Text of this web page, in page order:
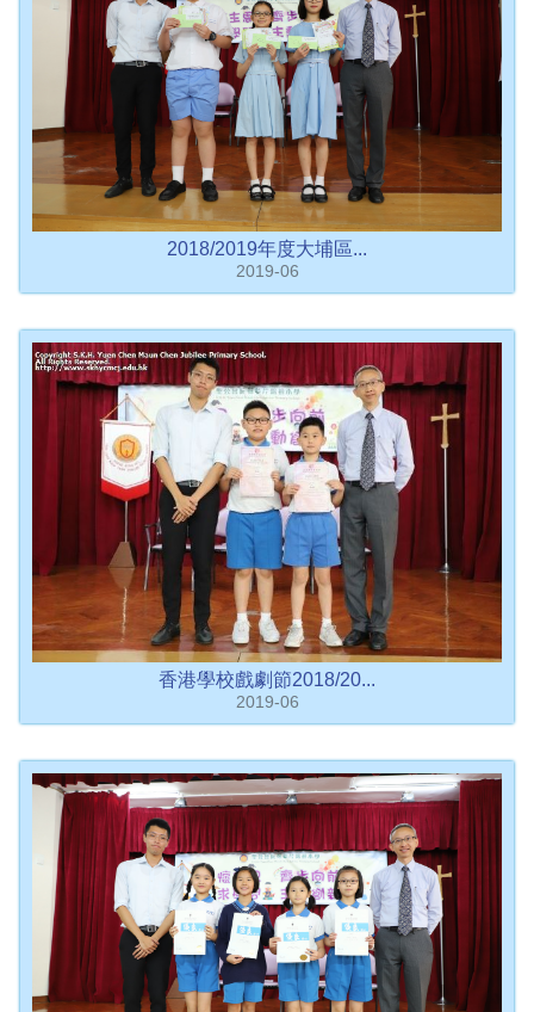
2018/2019年度大埔區...
2019-06
香港學校戲劇節2018/20...
2019-06